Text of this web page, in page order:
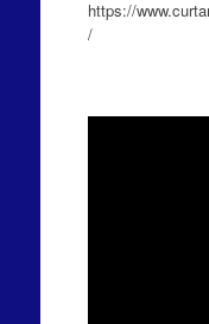
https://
/